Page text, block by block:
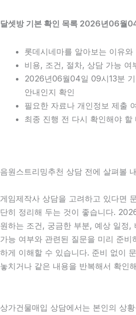
달셋방 기본 확인 목록 2026년06월
롯데시네마를 알아보는 이유
비용, 조건, 절차, 상담 가능 여
2026년06월04일 09시13분
안내인지 확인
필요한 자료나 개인정보 제출
최종 진행 전 다시 확인해야 할
음원스트리밍추천 상담 전에 살펴볼
게임제작사 상담을 고려하고 있다면
단히 정리해 두는 것이 좋습니다.
원하는 조건, 궁금한 부분, 예상 일정,
가능 여부와 관련된 질문을 미리 준
하게 이해할 수 있습니다. 준비 없이
놓치거나 같은 내용을 반복해서 확인
상가건물매입 상담에서는 본인의 상